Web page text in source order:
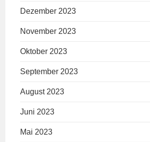
Dezember 2023
November 2023
Oktober 2023
September 2023
August 2023
Juni 2023
Mai 2023